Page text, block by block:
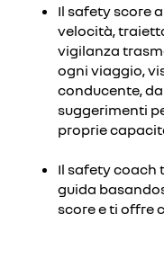
Il safety score
velocità,
vigilanza
ogni viaggio,
conducente, da
suggerimenti
proprie
Il safety coach
guida
score e ti offre